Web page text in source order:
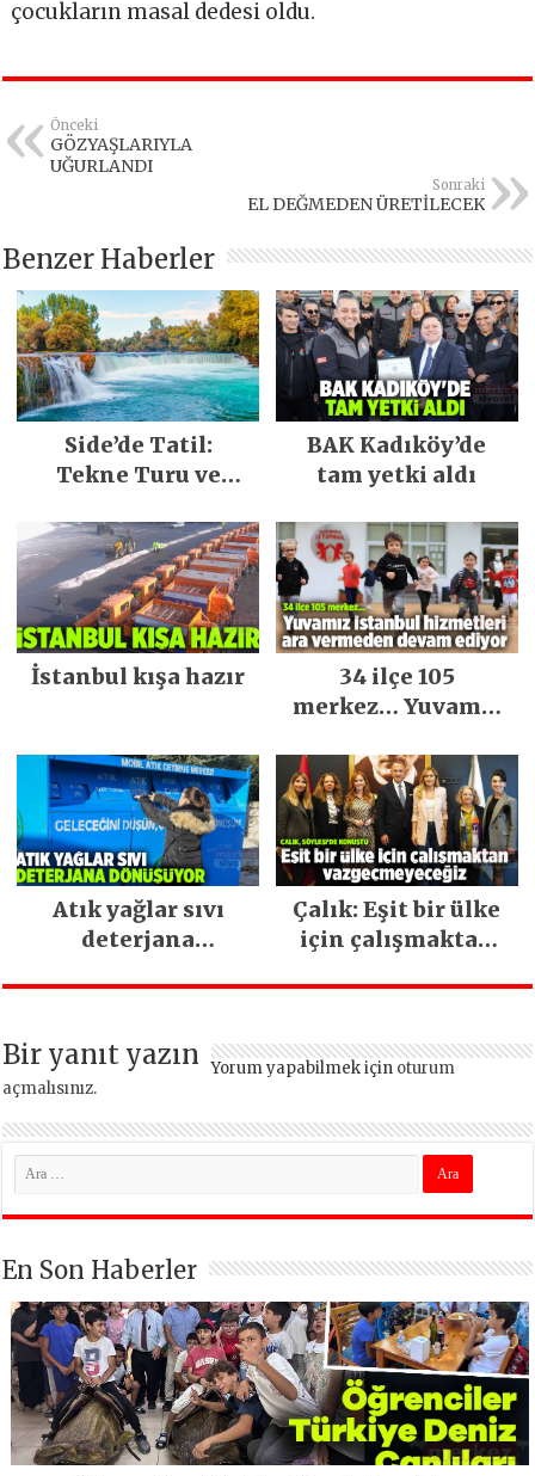
çocukların masal dedesi oldu.
Önceki
GÖZYAŞLARIYLA
UĞURLANDI
Sonraki
EL DEĞMEDEN ÜRETİLECEK
Benzer Haberler
Side’de Tatil:
Tekne Turu ve
BAK Kadıköy’de
tam yetki aldı
İstanbul kışa hazır
34 ilçe 105
merkez… Yuvamız
ara vermeden
devam ediyor
Atık yağlar sıvı
deterjana
Çalık: Eşit bir ülke
için çalışmaktan
Bir yanıt yazın Yorum yapabilmek için oturum
açmalısınız.
En Son Haberler